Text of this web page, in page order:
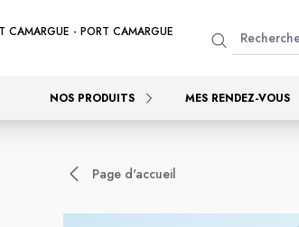
CAMARGUE - PORT CAMARGUE
NOS PRODUITS MES RENDEZ-VOUS
Page d'accueil